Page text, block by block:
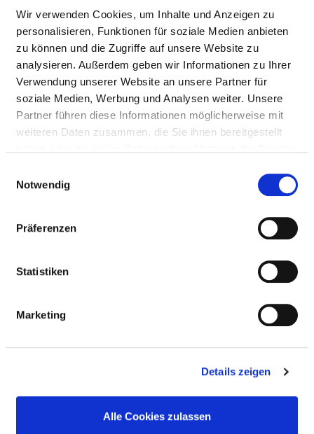
Wir verwenden Cookies, um Inhalte und Anzeigen zu
personalisieren, Funktionen für soziale Medien anbieten
zu können und die Zugriffe auf unsere Website zu
analysieren. Außerdem geben wir Informationen zu Ihrer
Verwendung unserer Website an unsere Partner für
soziale Medien, Werbung und Analysen weiter. Unsere
Partner führen diese Informationen möglicherweise mit
weiteren Daten zusammen, die Sie ihnen bereitgestellt
Notwendig
Präferenzen
Statistiken
Marketing
Details zeigen
Alle Cookies zulassen
96049 Bamberg
Tel.:0951-503-13730
Fax: 0951-503-13739
Mail:ed.grebmab-gnutfitslaizos@trekce.saerdna
Anfahrt
https://www.sozialstiftung-bamberg.de/klinikum-
Ärztliche Leitung
Informationen und Leistungen der
FALLZAHLEN
PERSONELLE AUSSTATTUNG